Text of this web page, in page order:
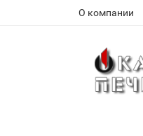
О компании